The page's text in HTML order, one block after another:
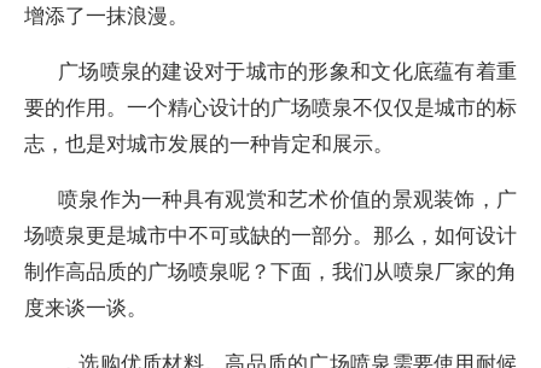
增添了一抹浪漫。
广场喷泉的建设对于城市的形象和文化底蕴有着重
要的作用。一个精心设计的广场喷泉不仅仅是城市的标
志，也是对城市发展的一种肯定和展示。
喷泉作为一种具有观赏和艺术价值的景观装饰，广
场喷泉更是城市中不可或缺的一部分。那么，如何设计
制作高品质的广场喷泉呢？下面，我们从喷泉厂家的角
度来谈一谈。